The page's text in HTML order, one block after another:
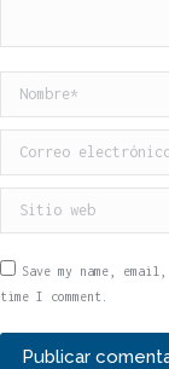
Nombre *
Correo
Sitio web
Save my name,
time I comment.
Publicar